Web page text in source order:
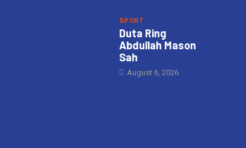
SPORT
Duta Ring
Abdullah Mason
Sah
August 6, 2026